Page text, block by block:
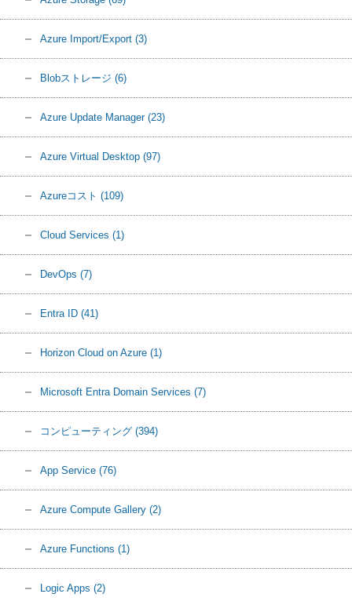
Azure Import/Export (3)
Blobストレージ (6)
Azure Update Manager (23)
Azure Virtual Desktop (97)
Azureコスト (109)
Cloud Services (1)
DevOps (7)
Entra ID (41)
Horizon Cloud on Azure (1)
Microsoft Entra Domain Services (7)
コンピューティング (394)
App Service (76)
Azure Compute Gallery (2)
Azure Functions (1)
Logic Apps (2)